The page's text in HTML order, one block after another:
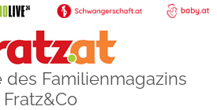
des Familienmagazins
Fratz&Co